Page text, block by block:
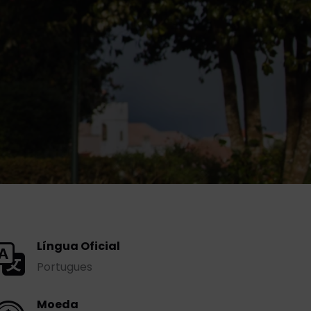
Língua Oficial
Portugues
Moeda